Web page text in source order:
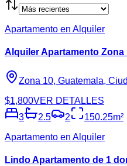
Apartamento en Alquiler
Alquiler Apartamento Zona
Zona 10, Guatemala,
$1,800VER DETALLES
3
2.5 2 150.25m²
Apartamento en Alquiler
Lindo Apartamento de 1